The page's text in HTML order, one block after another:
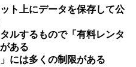
ト上にデータを保存して公
ルするもので「有料レンタ
ある
には多くの制限がある